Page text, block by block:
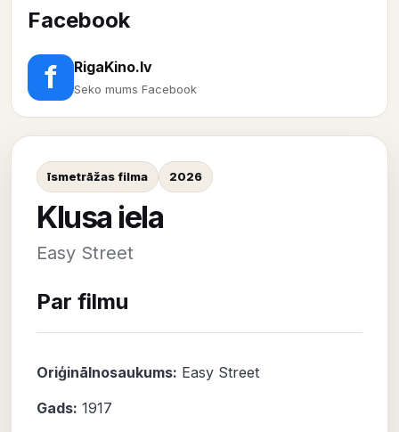
Facebook
f RigaKino.lv
Seko mums Facebook
īsmetrāžas filma 2026
Klusa iela
Easy Street
Par filmu
Oriģinālnosaukums: Easy Street
Gads: 1917